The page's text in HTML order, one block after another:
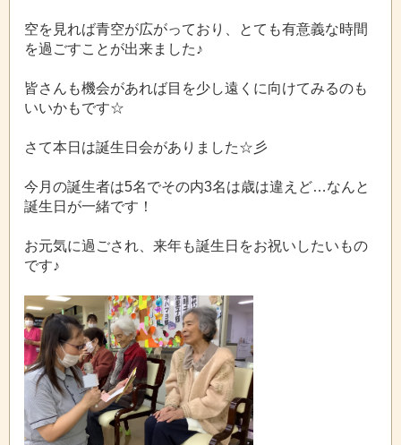
空を見れば青空が広がっており、とても有意義な時間
を過ごすことが出来ました♪
皆さんも機会があれば目を少し遠くに向けてみるのも
いいかもです☆
さて本日は誕生日会がありました☆彡
今月の誕生者は5名でその内3名は歳は違えど…なんと
誕生日が一緒です！
お元気に過ごされ、来年も誕生日をお祝いしたいもの
です♪